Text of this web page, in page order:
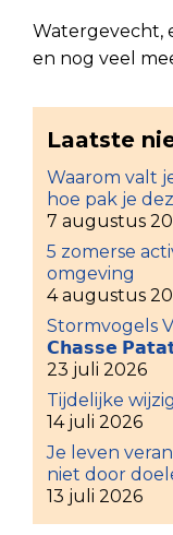
Watergevecht,
en nog veel
Laatste
Waarom valt
hoe pak je
7 augustus
5 zomerse
omgeving
4 augustus
Stormvogels
𝗖𝗵𝗮𝘀𝘀𝗲
23 juli 2026
Tijdelijke
14 juli 2026
Je leven
niet door
13 juli 2026